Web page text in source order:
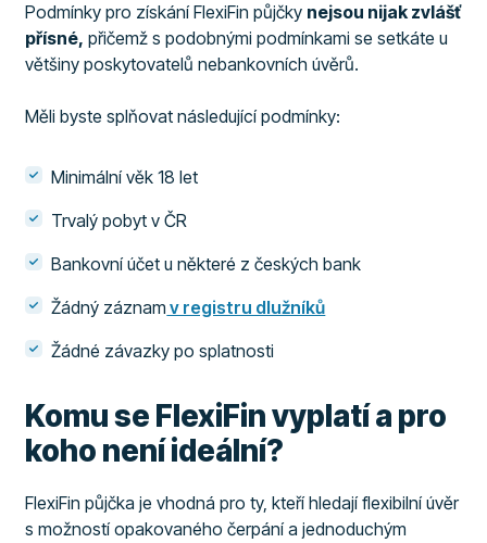
Podmínky pro získání FlexiFin půjčky nejsou nijak zvlášť
přísné, přičemž s podobnými podmínkami se setkáte u
většiny poskytovatelů nebankovních úvěrů.
Měli byste splňovat následující podmínky:
Minimální věk 18 let
Trvalý pobyt v ČR
Bankovní účet u některé z českých bank
Žádný záznam v registru dlužníků
Žádné závazky po splatnosti
Komu se FlexiFin vyplatí a pro
koho není ideální?
FlexiFin půjčka je vhodná pro ty, kteří hledají flexibilní úvěr
s možností opakovaného čerpání a jednoduchým